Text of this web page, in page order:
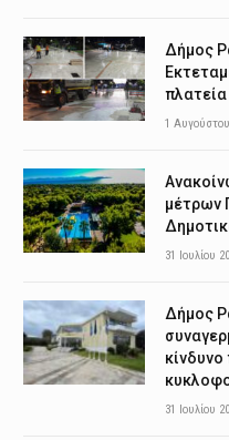
Δήμος
1
μέτρων
31 Ιουλίου
Δήμος
31 Ιουλίου